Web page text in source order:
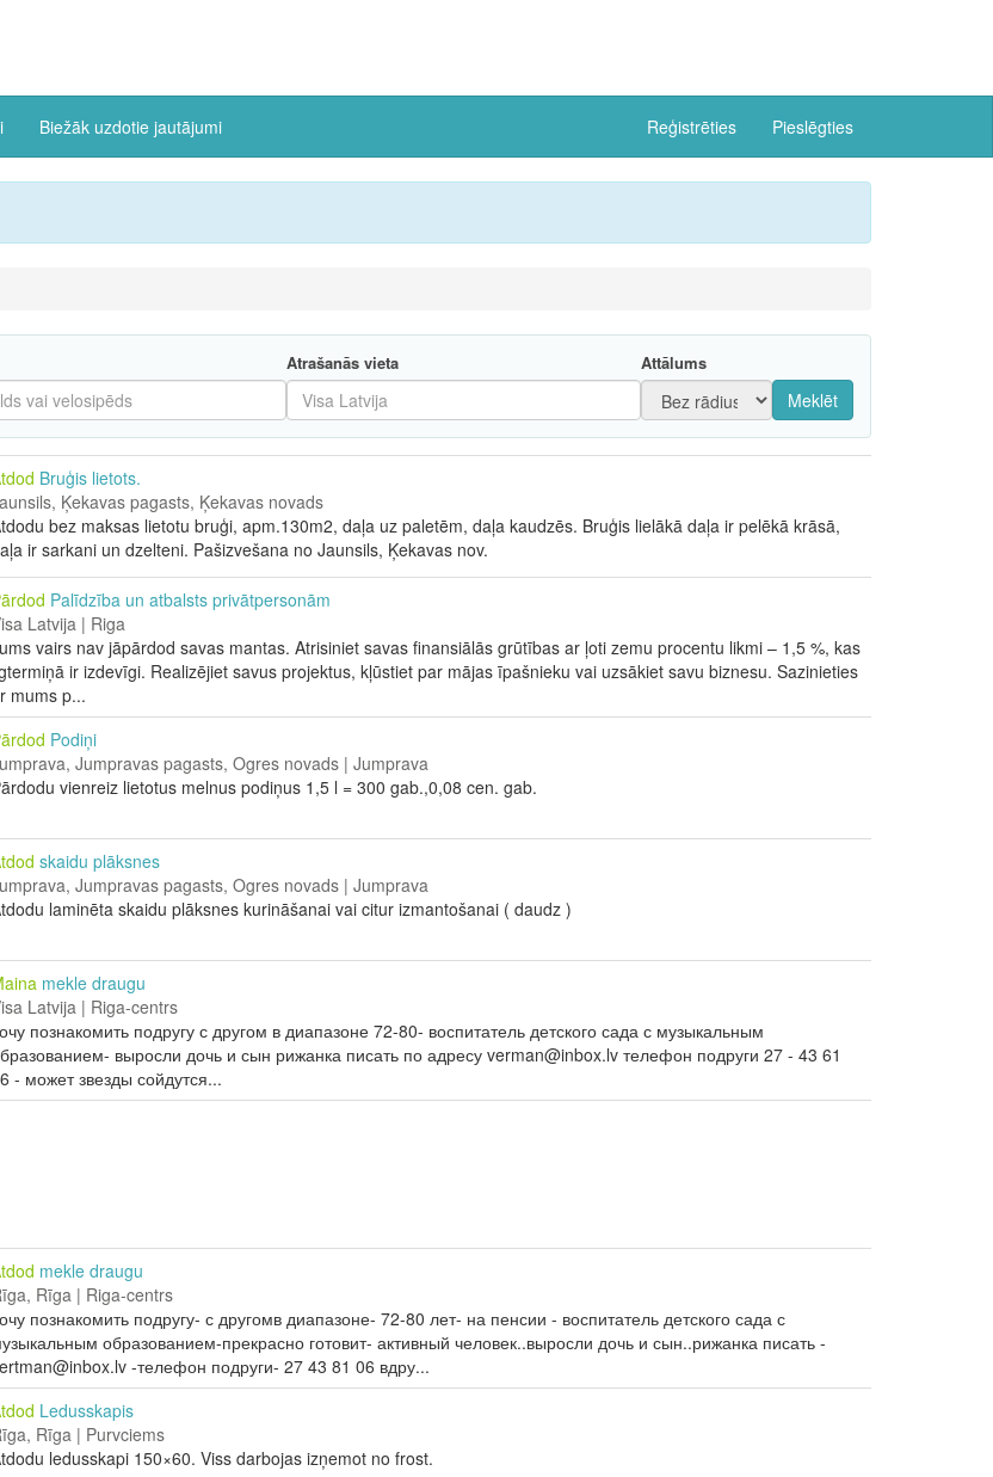
Biežāk uzdotie jautājumi Reģistrēties Pieslēgties
Atrašanās vieta Attālums
Meklēt
Bruģis lietots.
Ķekavas pagasts, Ķekavas novads
bez maksas lietotu bruģi, apm.130m2, daļa uz paletēm, daļa kaudzēs. Bruģis lielākā daļa ir pelēkā krāsā,
ir sarkani un dzelteni. Pašizvešana no Jaunsils, Ķekavas nov.
Palīdzība un atbalsts privātpersonām
Latvija | Riga
vairs nav jāpārdod savas mantas. Atrisiniet savas finansiālās grūtības ar ļoti zemu procentu likmi – 1,5 %, kas
ir izdevīgi. Realizējiet savus projektus, kļūstiet par mājas īpašnieku vai uzsākiet savu biznesu. Sazinieties
mums p...
Podiņi
Jumpravas pagasts, Ogres novads | Jumprava
vienreiz lietotus melnus podiņus 1,5 l = 300 gab.,0,08 cen. gab.
skaidu plāksnes
Jumpravas pagasts, Ogres novads | Jumprava
laminēta skaidu plāksnes kurināšanai vai citur izmantošanai ( daudz )
mekle draugu
Latvija | Riga-centrs
познакомить подругу с другом в диапазоне 72-80- воспитатель детского сада с музыкальным
выросли дочь и сын рижанка писать по адресу verman@inbox.lv телефон подруги 27 - 43 61
- может звезды сойдутся...
mekle draugu
Rīga | Riga-centrs
познакомить подругу- с другомв диапазоне- 72-80 лет- на пенсии - воспитатель детского сада с
образованием-прекрасно готовит- активный человек..выросли дочь и сын..рижанка писать -
-телефон подруги- 27 43 81 06 вдру...
Ledusskapis
Rīga | Purvciems
ledusskapi 150×60. Viss darbojas izņemot no frost.